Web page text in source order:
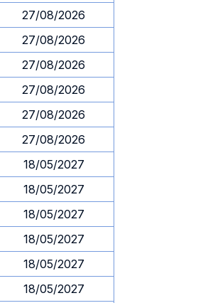
27/08/2026
27/08/2026
27/08/2026
27/08/2026
27/08/2026
27/08/2026
18/05/2027
18/05/2027
18/05/2027
18/05/2027
18/05/2027
18/05/2027